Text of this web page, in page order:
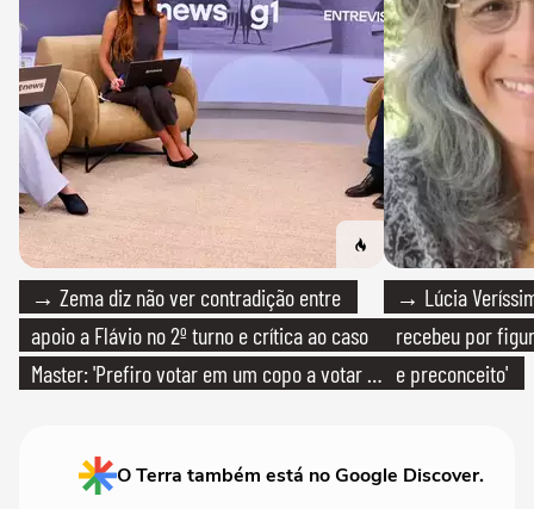
→ Zema diz não ver contradição entre
apoio a Flávio no 2º turno e crítica ao caso
Master: 'Prefiro votar em um copo a votar no
→ Lúcia
recebeu por
e preconceito'
O Terra também está no Google Discover.